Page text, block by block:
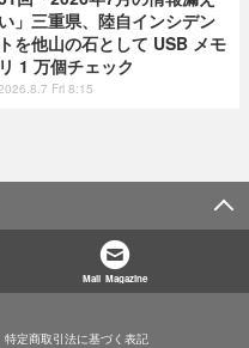
い」三重県、陸自インシデン
トを他山の石として USB メモ
リ 1 万個チェック
Fri 8:15
Mail Magazine
特定商取引法に基づく表記